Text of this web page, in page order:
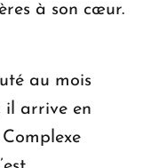
à son cœur.
au mois
il arrive en